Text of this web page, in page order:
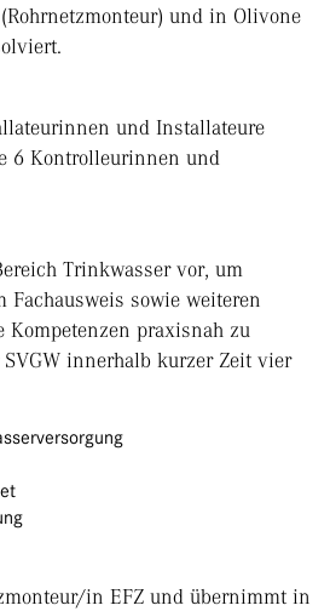
und in Olivone
und Installateure
6 Kontrolleurinnen und
Trinkwasser vor, um
sowie weiteren
praxisnah zu
innerhalb kurzer Zeit vier
in EFZ und übernimmt in